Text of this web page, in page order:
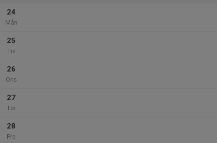
24
Mån
25
Tis
26
Ons
27
Tor
28
Fre